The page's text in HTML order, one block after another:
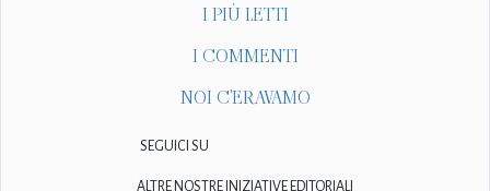
I PIÙ LETTI
I COMMENTI
NOI C'ERAVAMO
SEGUICI SU
ALTRE NOSTRE INIZIATIVE EDITORIALI